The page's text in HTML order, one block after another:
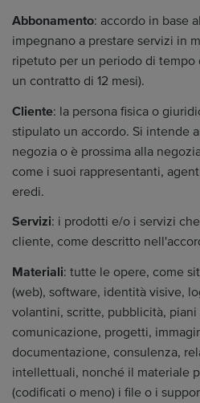
Abbonamento: accordo in base
impegnano a prestare servizi in
ripetuto per un periodo di tempo
un contratto di 12 mesi).
Cliente: la persona fisica o
stipulato un accordo. Si intende
negozia o è prossima alla
come i suoi rappresentanti,
eredi.
Servizi: i prodotti e/o i servizi
cliente, come descritto
Materiali: tutte le opere, come
(web), software, identità visive,
volantini, scritte, pubblicità,
comunicazione, progetti,
documentazione, consulenza,
intellettuali, nonché il materiale
(codificati o meno) i file o i